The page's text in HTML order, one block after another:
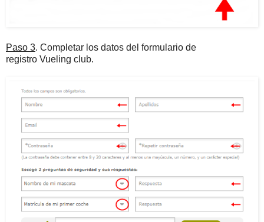
Paso 3. Completar los datos del formulario de
registro Vueling club.